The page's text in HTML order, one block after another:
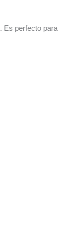
Es perfecto para